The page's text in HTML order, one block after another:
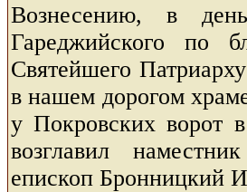
Вознесению, в
Гареджийского по
Святейшего
в нашем дорогом
у Покровских ворот
возглавил
епископ Бронницкий